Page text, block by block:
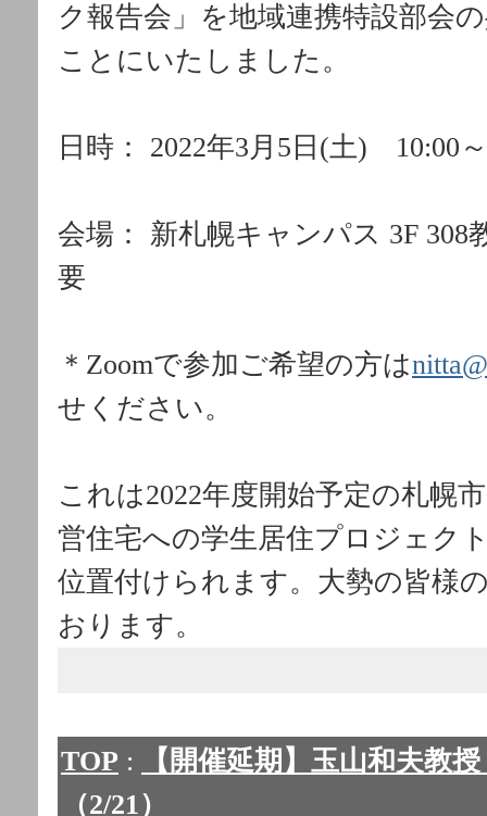
ク報告会」を地域連携特設部会
ことにいたしました。
日時： 2022年3月5日(土) 10:00
会場： 新札幌キャンパス 3F
要
＊Zoomで参加ご希望の方は
せください。
これは2022年度開始予定の札幌
営住宅への学生居住プロジェク
位置付けられます。大勢の皆様
おります。
TOP :
【開催延期】玉山和夫教
（2/21）